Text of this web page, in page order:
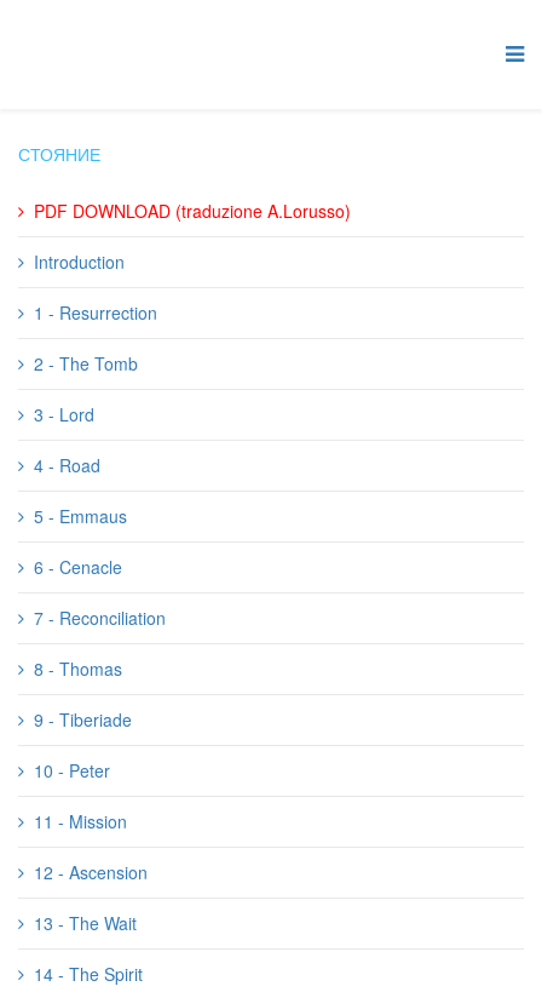
СТОЯНИЕ
PDF DOWNLOAD (traduzione A.Lorusso)
Introduction
1 - Resurrection
2 - The Tomb
3 - Lord
4 - Road
5 - Emmaus
6 - Cenacle
7 - Reconciliation
8 - Thomas
9 - Tiberiade
10 - Peter
11 - Mission
12 - Ascension
13 - The Wait
14 - The Spirit